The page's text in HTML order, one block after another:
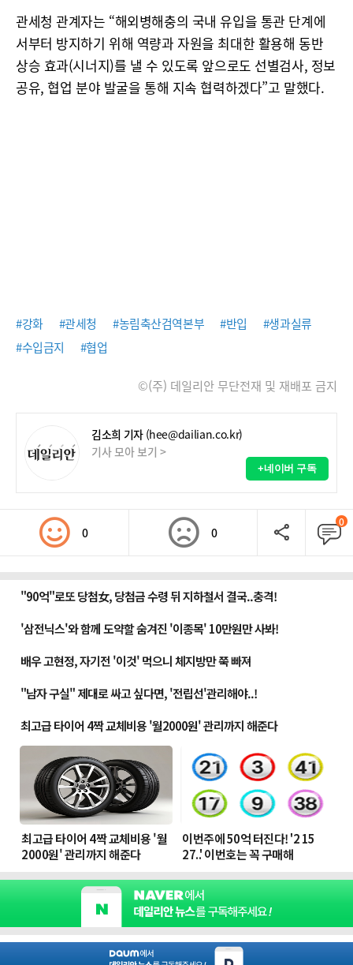
관세청 관계자는 “해외병해충의 국내 유입을 통관 단계에
서부터 방지하기 위해 역량과 자원을 최대한 활용해 동반
상승 효과(시너지)를 낼 수 있도록 앞으로도 선별검사, 정보
공유, 협업 분야 발굴을 통해 지속 협력하겠다”고 말했다.
#강화 #관세청 #농림축산검역본부 #반입
#생과실류
#수입금지
#협업
©(주) 데일리안 무단전재 및 재배포 금지
김소희 기자 (hee@dailian.co.kr)
기사 모아 보기 >
+네이버 구독
0 0
0